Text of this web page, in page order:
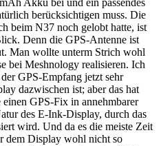
berücksichtigen muss. Die
beim N37 noch gelobt hatte, ist
Denn die GPS-Antenne ist
Man wollte unterm Strich wohl
bei Meshnology realisieren. Ich
GPS-Empfang jetzt sehr
dazwischen ist; aber das hat
GPS-Fix in annehmbarer
des E-Ink-Display, durch das
wird. Und da es die meiste Zeit
dem Display wohl nicht so